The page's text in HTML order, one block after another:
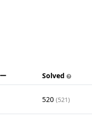
Solved
520 (521)